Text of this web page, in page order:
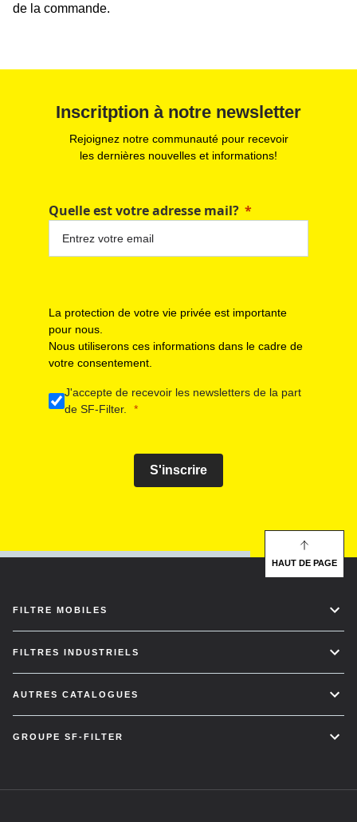
de la commande.
Inscritption à notre newsletter
Rejoignez notre communauté pour recevoir
les dernières nouvelles et informations!
Quelle est votre adresse mail?
La protection de votre vie privée est importante
pour nous.
Nous utiliserons ces informations dans le cadre de
votre consentement.
J'accepte de recevoir les newsletters de la part
de SF-Filter.
S'inscrire
FILTRE MOBILES
FILTRES INDUSTRIELS
AUTRES CATALOGUES
GROUPE SF-FILTER
HAUT DE PAGE